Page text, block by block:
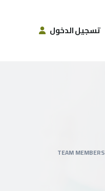
تسجيل الدخول
TEAM MEMBERS